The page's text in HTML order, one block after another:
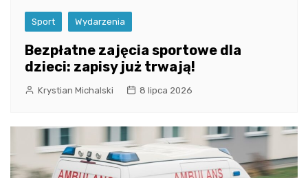
Sport Wydarzenia
Bezpłatne zajęcia sportowe dla
dzieci: zapisy już trwają!
Krystian Michalski 8 lipca 2026